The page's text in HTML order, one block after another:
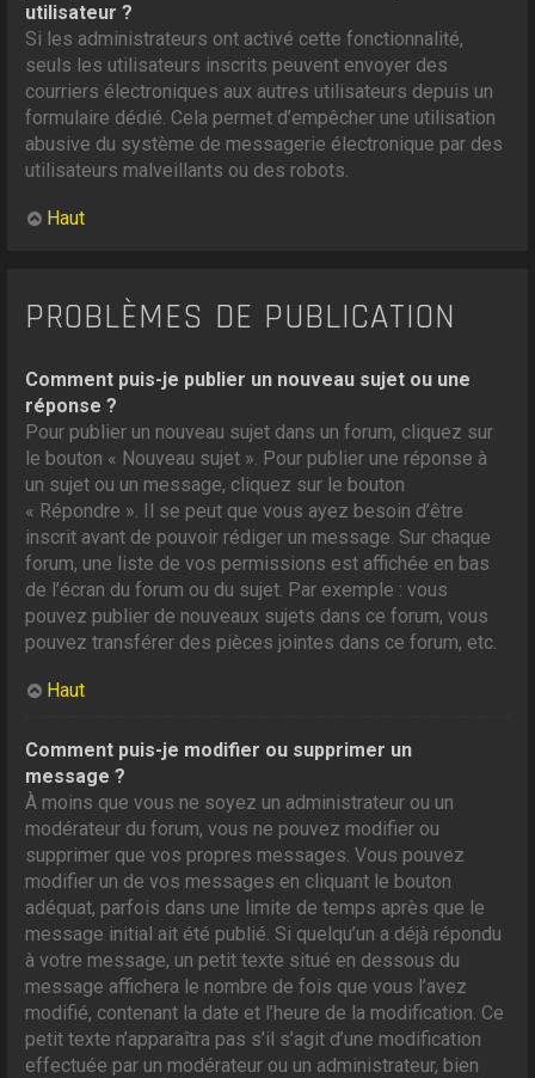
utilisateur ?
Si les administrateurs ont activé cette fonctionnalité,
seuls les utilisateurs inscrits peuvent envoyer des
courriers électroniques aux autres utilisateurs depuis un
formulaire dédié. Cela permet d’empêcher une utilisation
abusive du système de messagerie électronique par des
utilisateurs malveillants ou des robots.
Haut
PROBLÈMES DE PUBLICATION
Comment puis-je publier un nouveau sujet ou une
réponse ?
Pour publier un nouveau sujet dans un forum, cliquez sur
le bouton « Nouveau sujet ». Pour publier une réponse à
un sujet ou un message, cliquez sur le bouton
« Répondre ». Il se peut que vous ayez besoin d’être
inscrit avant de pouvoir rédiger un message. Sur chaque
forum, une liste de vos permissions est affichée en bas
de l’écran du forum ou du sujet. Par exemple : vous
pouvez publier de nouveaux sujets dans ce forum, vous
pouvez transférer des pièces jointes dans ce forum, etc.
Haut
Comment puis-je modifier ou supprimer un
message ?
À moins que vous ne soyez un administrateur ou un
modérateur du forum, vous ne pouvez modifier ou
supprimer que vos propres messages. Vous pouvez
modifier un de vos messages en cliquant le bouton
adéquat, parfois dans une limite de temps après que le
message initial ait été publié. Si quelqu’un a déjà répondu
à votre message, un petit texte situé en dessous du
message affichera le nombre de fois que vous l’avez
modifié, contenant la date et l’heure de la modification. Ce
petit texte n’apparaîtra pas s’il s’agit d’une modification
effectuée par un modérateur ou un administrateur, bien